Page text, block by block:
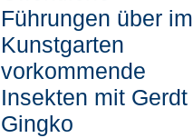
Führungen über im
Kunstgarten
vorkommende
Insekten mit Gerdt
Gingko